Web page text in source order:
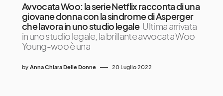
Avvocata Woo: la serie Netflix racconta di una
giovane donna con la sindrome di Asperger
che lavora in uno studio legale Ultima arrivata
in uno studio legale, la brillante avvocata Woo
Young-woo è una
by Anna Chiara Delle Donne 20 Luglio 2022